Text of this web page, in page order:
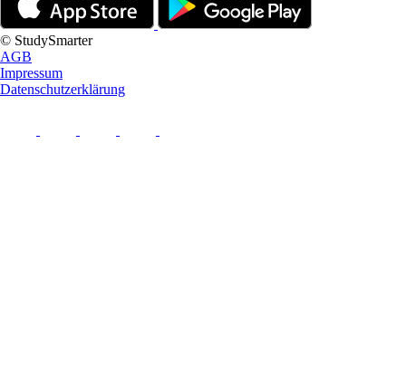
© StudySmarter
AGB
Impressum
Datenschutzerklärung